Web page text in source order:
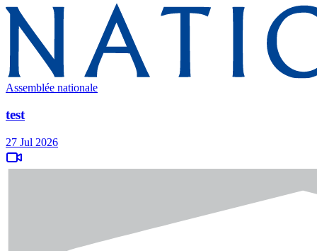
Assemblée nationale
test
27 Jul 2026